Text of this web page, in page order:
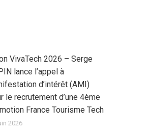
VivaTech 2026 – Serge
lance l’appel à
d’intérêt (AMI)
le recrutement d’une 4ème
France Tourisme Tech
2026